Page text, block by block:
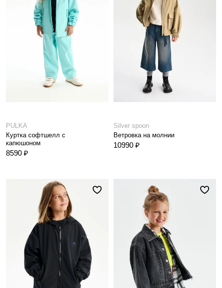
PULKA
Куртка софтшелл с
капюшоном
8590 ₽
Silver spoon
Ветровка на молнии
10990 ₽